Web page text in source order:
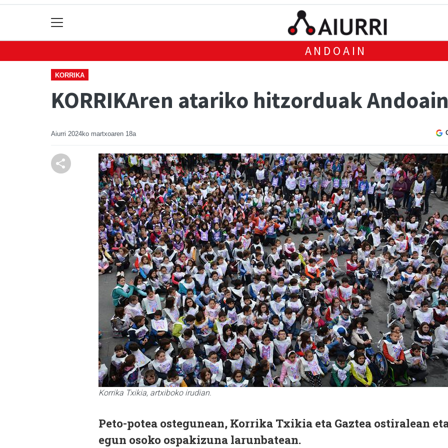
ANDOAIN
KORRIKA
KORRIKAren atariko hitzorduak
Aiurri 2024ko martxoaren 18a
Korrika Txikia, artxiboko irudian.
Peto-potea ostegunean, Korrika Txikia eta Gaztea ostiralean
egun osoko ospakizuna larunbatean.